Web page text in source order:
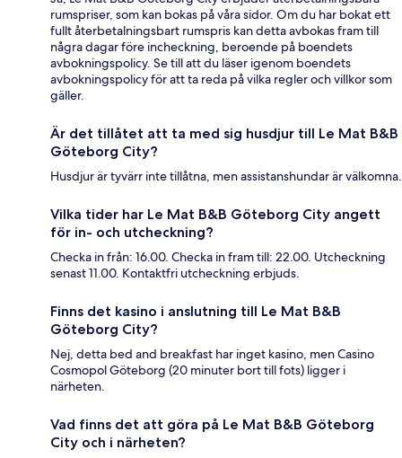
rumspriser, som kan bokas på våra sidor. Om du har bokat ett
fullt återbetalningsbart rumspris kan detta avbokas fram till
några dagar före incheckning, beroende på boendets
avbokningspolicy. Se till att du läser igenom boendets
avbokningspolicy för att ta reda på vilka regler och villkor som
gäller.
Är det tillåtet att ta med sig husdjur till Le Mat B&B
Göteborg City?
Husdjur är tyvärr inte tillåtna, men assistanshundar är välkomna.
Vilka tider har Le Mat B&B Göteborg City angett
för in- och utcheckning?
Checka in från: 16.00. Checka in fram till: 22.00. Utcheckning
senast 11.00. Kontaktfri utcheckning erbjuds.
Finns det kasino i anslutning till Le Mat B&B
Göteborg City?
Nej, detta bed and breakfast har inget kasino, men Casino
Cosmopol Göteborg (20 minuter bort till fots) ligger i
närheten.
Vad finns det att göra på Le Mat B&B Göteborg
City och i närheten?